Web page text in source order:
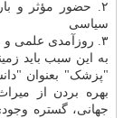
۲. حضور مؤثر و
سیاسی
۳. روزآمدی علمی و مهارت بالا در استانداردهای جهانی
به این سبب باید
"پزشک" بعنوان
بهره بردن از
جهانی، گستره